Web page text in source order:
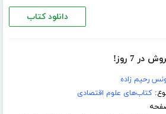
دانلود کتاب
7 روز!
رحیم زاده
کتاب‌های علوم اقتصادی